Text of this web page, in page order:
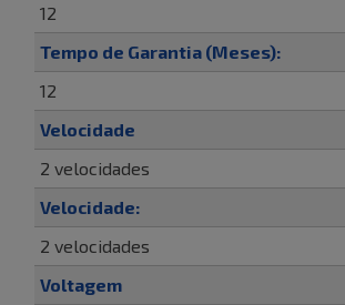
12
Tempo de Garantia (Meses):
12
Velocidade
2 velocidades
Velocidade:
2 velocidades
Voltagem